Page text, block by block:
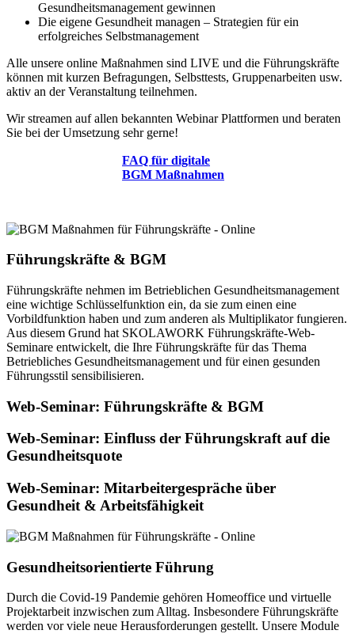
Gesundheitsmanagement gewinnen
Die eigene Gesundheit managen – Strategien für ein
erfolgreiches Selbstmanagement
Alle unsere online Maßnahmen sind LIVE und die Führungskräfte
können mit kurzen Befragungen, Selbsttests, Gruppenarbeiten usw.
aktiv an der Veranstaltung teilnehmen.
Wir streamen auf allen bekannten Webinar Plattformen und beraten
Sie bei der Umsetzung sehr gerne!
FAQ für digitale
BGM Maßnahmen
Führungskräfte & BGM
Führungskräfte nehmen im Betrieblichen Gesundheitsmanagement
eine wichtige Schlüsselfunktion ein, da sie zum einen eine
Vorbildfunktion haben und zum anderen als Multiplikator fungieren.
Aus diesem Grund hat SKOLAWORK Führungskräfte-Web-
Seminare entwickelt, die Ihre Führungskräfte für das Thema
Betriebliches Gesundheitsmanagement und für einen gesunden
Führungsstil sensibilisieren.
Web-Seminar: Führungskräfte & BGM
Web-Seminar: Einfluss der Führungskraft auf die
Gesundheitsquote
Web-Seminar: Mitarbeitergespräche über
Gesundheit & Arbeitsfähigkeit
Gesundheitsorientierte Führung
Durch die Covid-19 Pandemie gehören Homeoffice und virtuelle
Projektarbeit inzwischen zum Alltag. Insbesondere Führungskräfte
werden vor viele neue Herausforderungen gestellt. Unsere Module